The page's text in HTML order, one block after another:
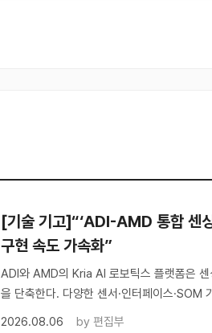
[기술 기고]“‘ADI-AMD 통합 센싱
구현 속도 가속화”
ADI와 AMD의 Kria AI 로보틱스 플랫폼은 센
을 단축한다. 다양한 센서·인터페이스
2026.08.06
by편집부